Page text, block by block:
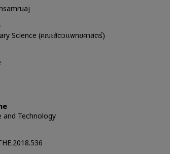
Science (คณะสัตวแพทยศาสตร์)
and Technology